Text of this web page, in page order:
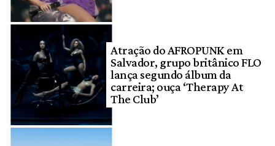
Atração do AFROPUNK em
Salvador, grupo britânico FLO
lança segundo álbum da
carreira; ouça ‘Therapy At
The Club’